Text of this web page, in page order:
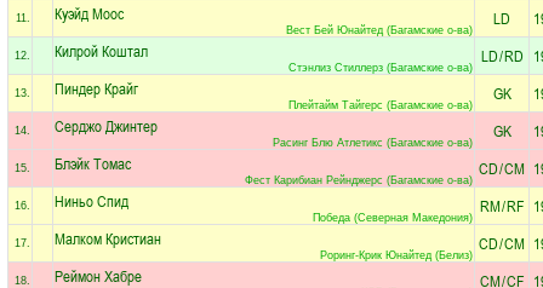
11. Куэйд Моос
Вест Бей Юнайтед (Багамские о-ва)
LD
12. Килрой Коштал
Стэнлиз Стиллерз (Багамские о-ва)
LD/RD
13. Пиндер Крайг
Плейтайм Тайгерс (Багамские о-ва)
GK
14. Серджо Джинтер
Расинг Блю Атлетикс (Багамские о-ва)
GK
15. Блэйк Томас
Фест Карибиан Рейнджерс (Багамские о-ва)
CD/CM
16. Ниньо Спид
Победа (Северная Македония)
RM/RF
17. Малком Кристиан
Роринг-Крик Юнайтед (Белиз)
CD/CM
18. Реймон Хабре CM/CF